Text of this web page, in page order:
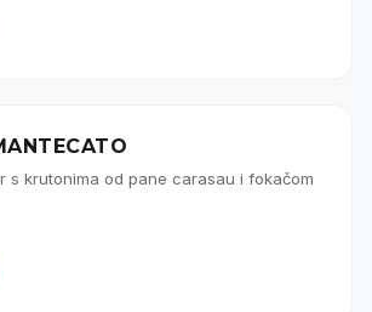
s krutonima od pane carasau i fokačom